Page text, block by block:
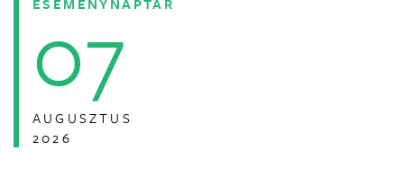
ESEMÉNYNAPTÁR
07
AUGUSZTUS
2026